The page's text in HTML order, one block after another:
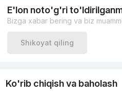
E'lon noto'g'ri
Bizga xabar bering va biz
Shikoyat qiling
Ko'rib chiqish va baholash